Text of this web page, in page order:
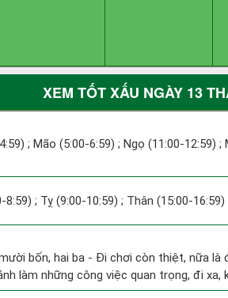
XEM TỐT XẤU NGÀY 13
; Mão (5:00-6:59) ; Ngọ (11:00-12:59) ;
; Tỵ (9:00-10:59) ; Thân (15:00-
bốn, hai ba - Đi chơi còn thiệt, nữa là
làm những công việc quan trọng, đi